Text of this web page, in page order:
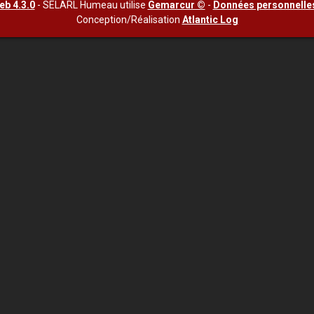
4.3.0- SELARL Humeau utilise Gemarcur © - Données
Conception/Réalisation Atlantic Log